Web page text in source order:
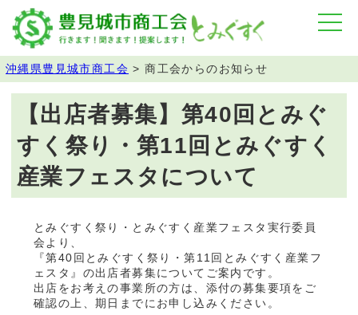
沖縄県豊見城市商工会 >商工会からのお知らせ
【出店者募集】第40回とみぐ
すく祭り・第11回とみぐすく
産業フェスタについて
とみぐすく祭り・とみぐすく産業フェスタ実行委員
会より、
『第40回とみぐすく祭り・第11回とみぐすく産業フ
ェスタ』の出店者募集についてご案内です。
出店をお考えの事業所の方は、添付の募集要項をご
確認の上、期日までにお申し込みください。